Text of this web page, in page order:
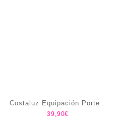
Costaluz Equipación Portero
Amarilla
39,90€